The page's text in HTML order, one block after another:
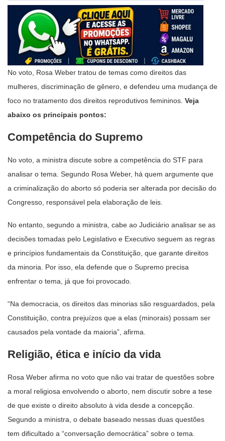
No voto, Rosa Weber tratou de temas como direitos das
mulheres, discriminação de gênero, e defendeu uma mudança de
foco no tratamento dos direitos reprodutivos femininos. Veja
abaixo os principais pontos:
Competência do Supremo
No voto, a ministra discute sobre a competência do STF para
analisar o tema. Segundo Rosa Weber, há quem argumente que
a criminalização do aborto só poderia ser alterada por decisão do
Congresso, responsável pela elaboração de leis.
No entanto, segundo a ministra, cabe ao Judiciário analisar se as
decisões tomadas pelo Legislativo e Executivo seguem as regras
e princípios fundamentais da Constituição, que garante direitos
da minoria. Por isso, ela defende que o Supremo precisa
enfrentar o tema, já que foi provocado.
“Na democracia, os direitos das minorias são resguardados, pela
Constituição, contra prejuízos que a elas (minorais) possam ser
causados pela vontade da maioria”, afirma.
Religião, ética e início da vida
Rosa Weber afirma no voto que não vai tratar de questões sobre
a moral religiosa envolvendo o aborto, nem discutir sobre a tese
de que existe o direito absoluto à vida desde a concepção.
Segundo a ministra, o debate baseado nessas duas questões
tem dificultado a “conversação democrática” sobre o tema.